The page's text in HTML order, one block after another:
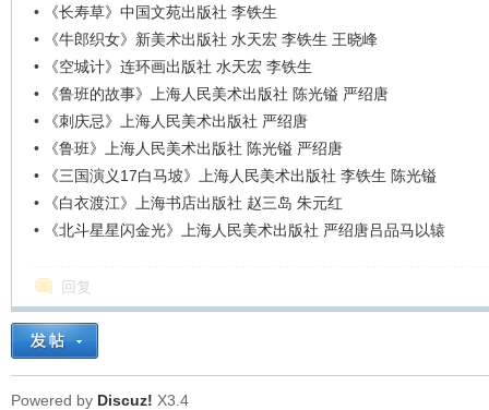
•
《长寿草》中国文苑出版社 李铁生
•
《牛郎织女》新美术出版社 水天宏 李铁生 王晓峰
•
《空城计》连环画出版社 水天宏 李铁生
•
《鲁班的故事》上海人民美术出版社 陈光镒 严绍唐
•
《刺庆忌》上海人民美术出版社 严绍唐
•
《鲁班》上海人民美术出版社 陈光镒 严绍唐
•
《三国演义17白马坡》上海人民美术出版社 李铁生 陈光镒
•
《白衣渡江》上海书店出版社 赵三岛 朱元红
•
《北斗星星闪金光》上海人民美术出版社 严绍唐吕品马以辕
回复
Powered by Discuz! X3.4